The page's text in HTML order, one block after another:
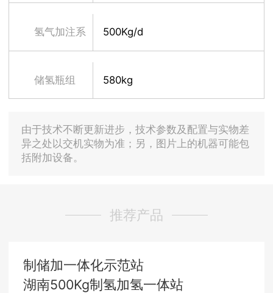
氢气加注系 500Kg/d
储氢瓶组 580kg
由于技术不断更新进步，技术参数及配置与实物差
异之处以交机实物为准；另，图片上的机器可能包
括附加设备。
推荐产品
制储加一体化示范站
湖南500Kg制氢加氢一体站